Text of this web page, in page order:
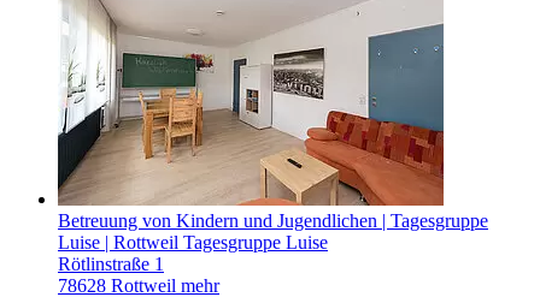
Betreuung von Kindern und Jugendlichen | Tagesgruppe
Luise | Rottweil Tagesgruppe Luise
Rötlinstraße 1
78628 Rottweil mehr